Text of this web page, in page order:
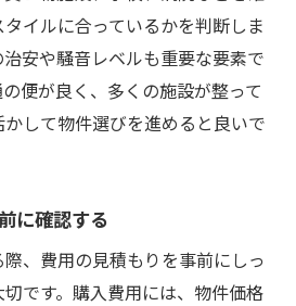
イルに合っているかを判断しま
安や騒音レベルも重要な要素で
便が良く、多くの施設が整って
して物件選びを進めると良いで
に確認する
、費用の見積もりを事前にしっ
です。購入費用には、物件価格